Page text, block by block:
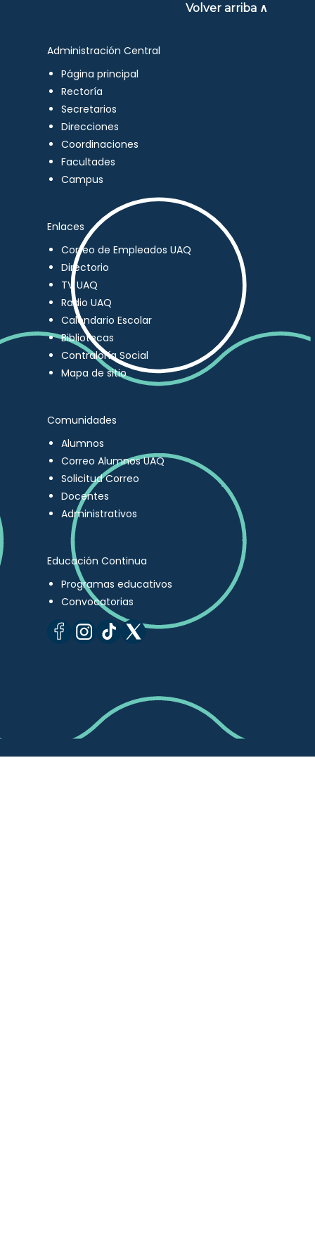
Volver arriba ∧
Administración Central
Página principal
Rectoría
Secretarios
Direcciones
Coordinaciones
Facultades
Campus
Enlaces
Correo de Empleados UAQ
Directorio
TV UAQ
Radio UAQ
Calendario Escolar
Bibliotecas
Contraloría Social
Mapa de sitio
Comunidades
Alumnos
Correo Alumnos UAQ
Solicitud Correo
Docentes
Administrativos
Educación Continua
Programas educativos
Convocatorias